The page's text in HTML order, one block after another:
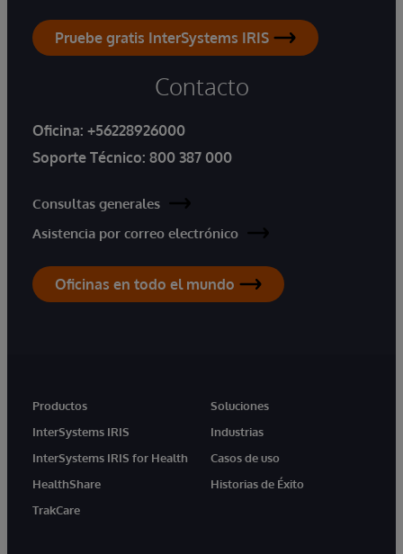
Pruebe gratis InterSystems IRIS
Contacto
Oficina: +56228926000
Soporte Técnico: 800 387 000
Consultas generales
Asistencia por correo electrónico
Oficinas en todo el mundo
Productos
InterSystems IRIS
InterSystems IRIS for Health
HealthShare
TrakCare
Soluciones
Industrias
Casos de uso
Historias de Éxito